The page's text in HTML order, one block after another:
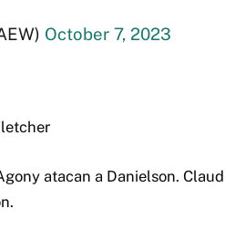
October 7, 2023
atacan a Danielson.